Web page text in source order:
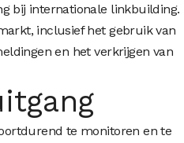
bij internationale linkbuilding.
inclusief het gebruik van
en het verkrijgen van
te monitoren en te